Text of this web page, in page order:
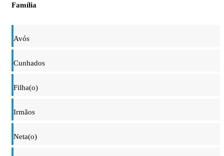
Família
Avós
Cunhados
Filha(o)
Irmãos
Neta(o)